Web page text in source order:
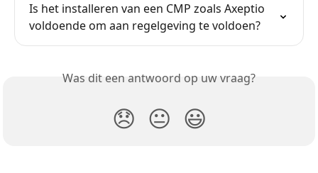
Is het installeren van een CMP zoals Axeptio
voldoende om aan regelgeving te voldoen?
Was dit een antwoord op uw vraag?
😞 😐 😃